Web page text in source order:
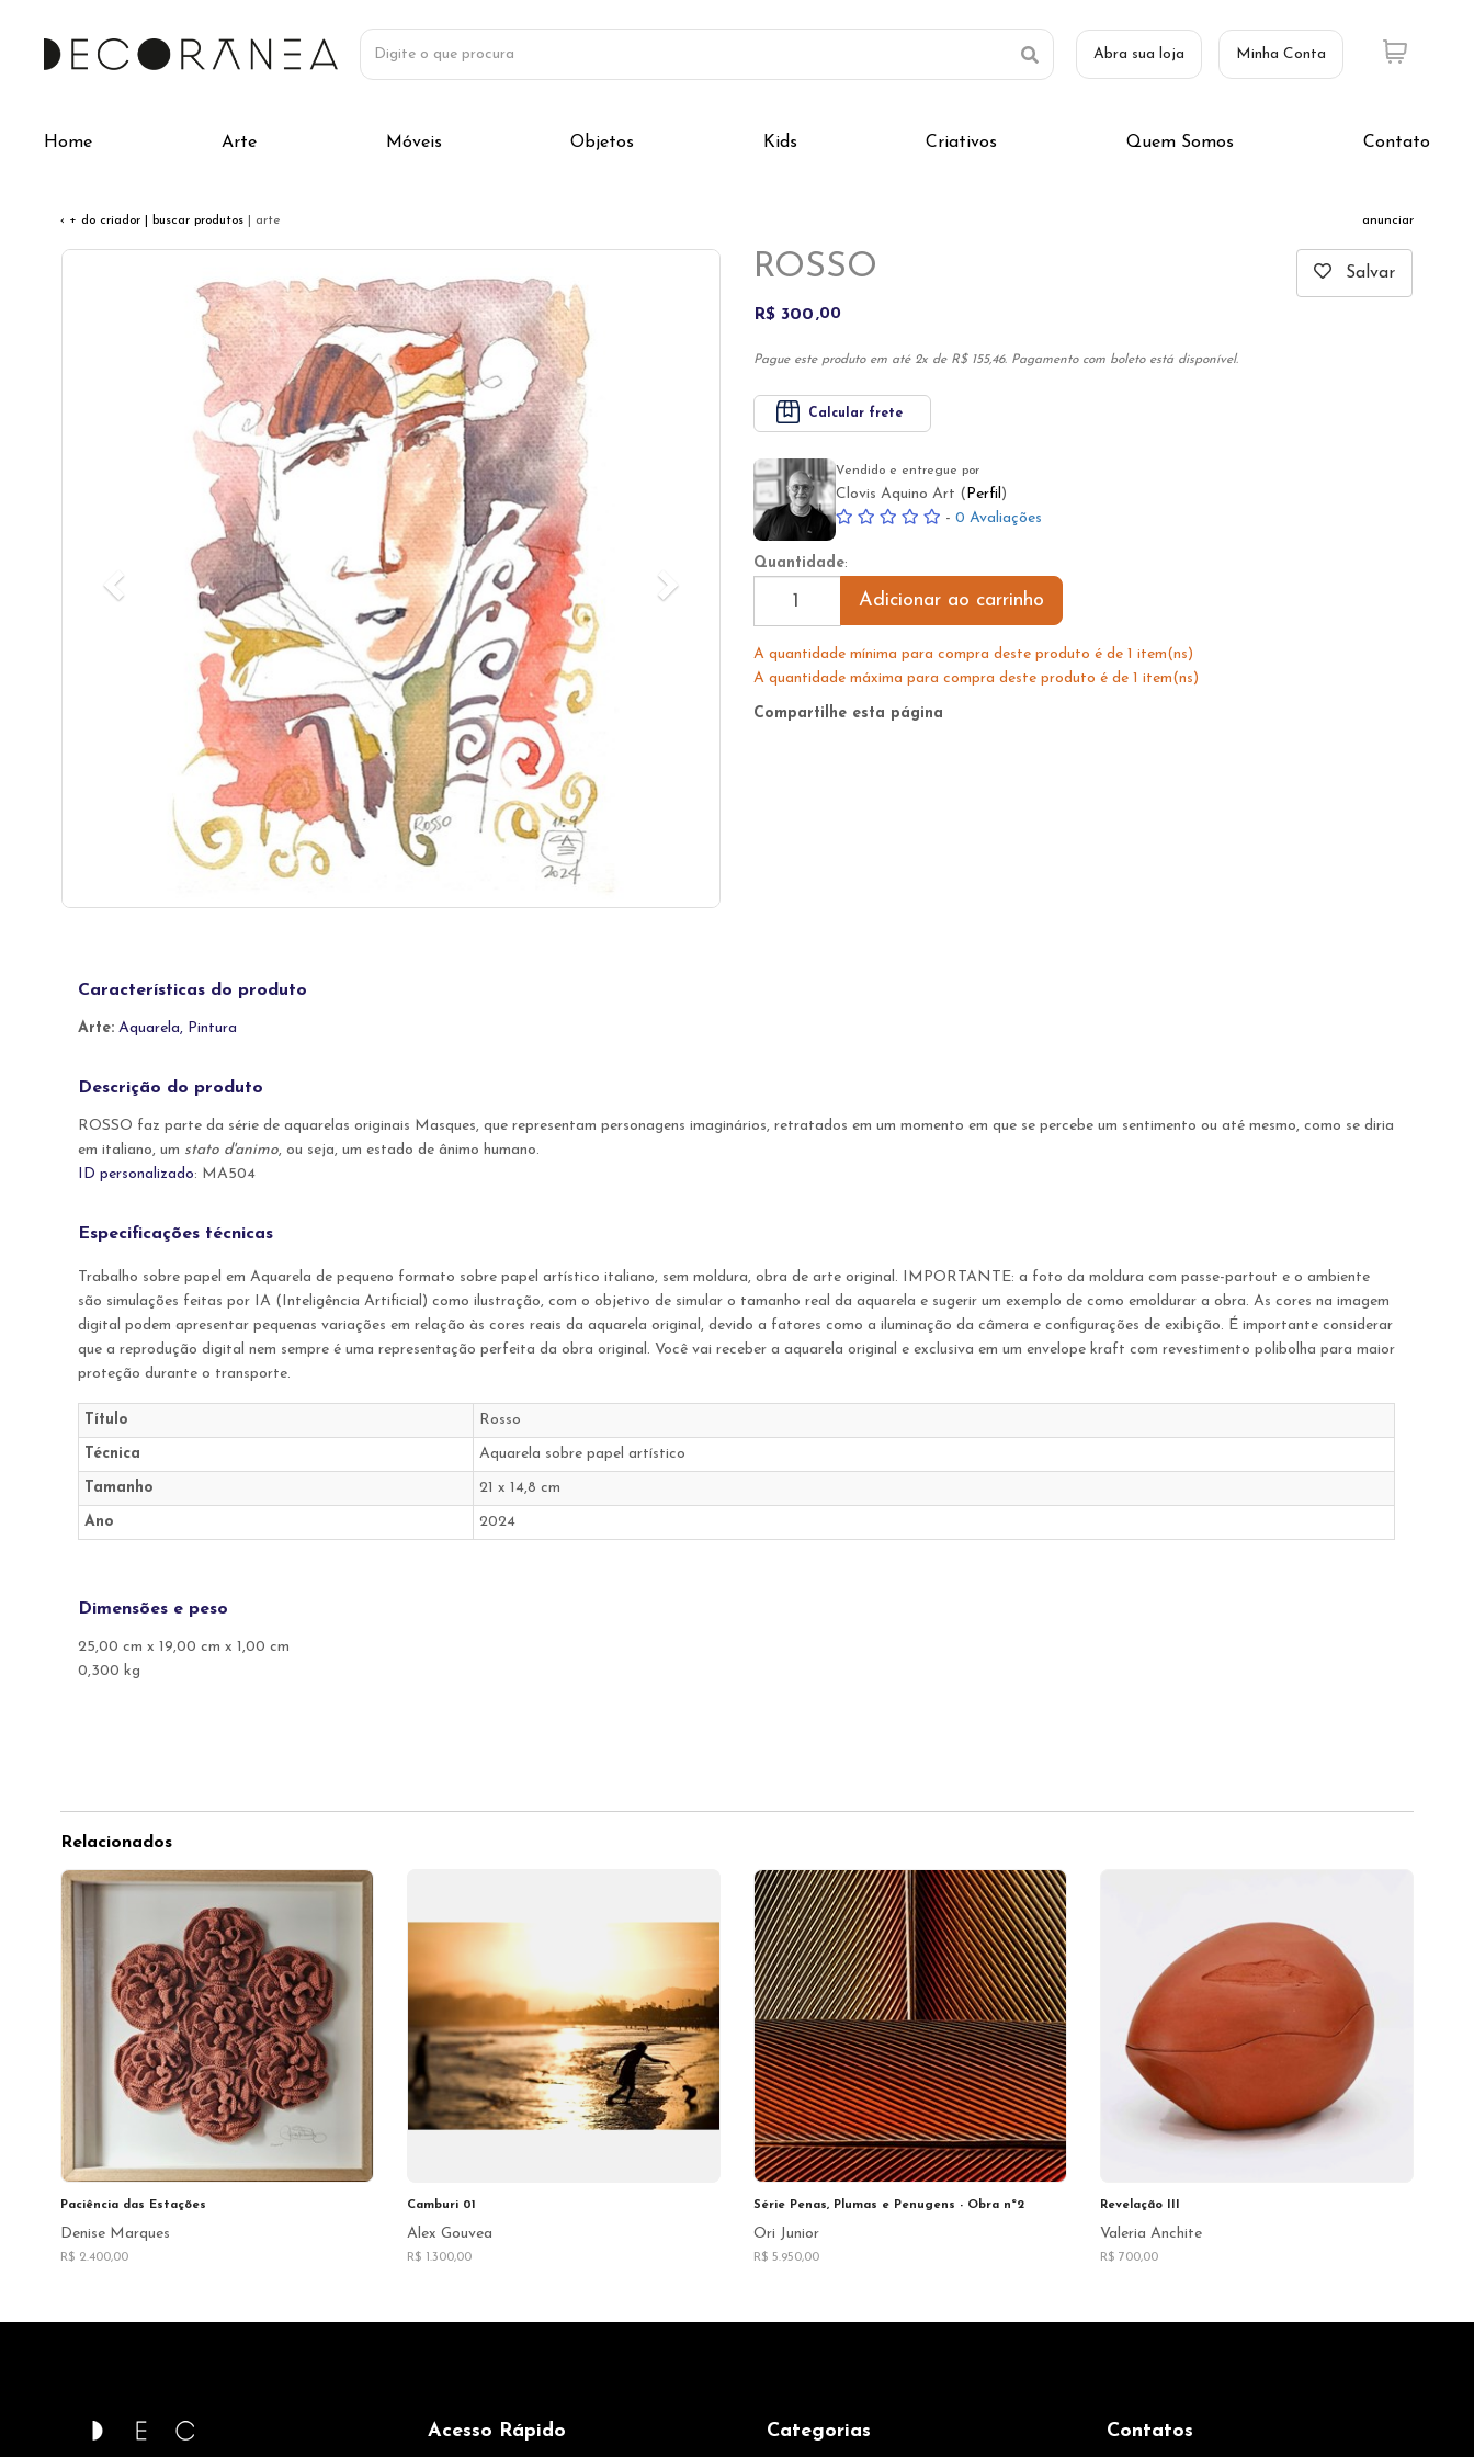
Abra sua loja Minha Conta
Home Arte Móveis Objetos Kids Criativos Quem Somos Contato
‹ + do criador | buscar produtos | arte anunciar
Next
Salvar
ROSSO
R$ 300 00
Pague este produto em até 2x de R$ 155,46. Pagamento com boleto está disponível.
Calcular frete
Vendido e entregue por
Clovis Aquino Art (Perfil)
-0 Avaliações
Quantidade:
Adicionar ao carrinho
A quantidade mínima para compra deste produto é de 1 item(ns)
A quantidade máxima para compra deste produto é de 1 item(ns)
Compartilhe esta página
Características do produto
Arte: Aquarela, Pintura
Descrição do produto
ROSSO faz parte da série de aquarelas originais Masques, que representam personagens imaginários, retratados em um momento em que se percebe um sentimento ou até mesmo, como se diria
em italiano, um stato d'animo, ou seja, um estado de ânimo humano.
ID personalizado: MA504
Especificações técnicas
Trabalho sobre papel em Aquarela de pequeno formato sobre papel artístico italiano, sem moldura, obra de arte original. IMPORTANTE: a foto da moldura com passe-partout e o ambiente
são simulações feitas por IA (Inteligência Artificial) como ilustração, com o objetivo de simular o tamanho real da aquarela e sugerir um exemplo de como emoldurar a obra. As cores na imagem
digital podem apresentar pequenas variações em relação às cores reais da aquarela original, devido a fatores como a iluminação da câmera e configurações de exibição. É importante considerar
que a reprodução digital nem sempre é uma representação perfeita da obra original. Você vai receber a aquarela original e exclusiva em um envelope kraft com revestimento polibolha para maior
proteção durante o transporte.
Título Rosso
Técnica Aquarela sobre papel artístico
Tamanho 21 x 14,8 cm
Ano 2024
Dimensões e peso
25,00 cm x 19,00 cm x 1,00 cm
0,300 kg
Relacionados
Paciência das Estações
Denise Marques
R$ 2.400,00
Camburi 01
Alex Gouvea
R$ 1.300,00
Série Penas, Plumas e Penugens - Obra nº2
Ori Junior
R$ 5.950,00
Revelação III
Valeria Anchite
R$ 700,00
Acesso Rápido Categorias Contatos